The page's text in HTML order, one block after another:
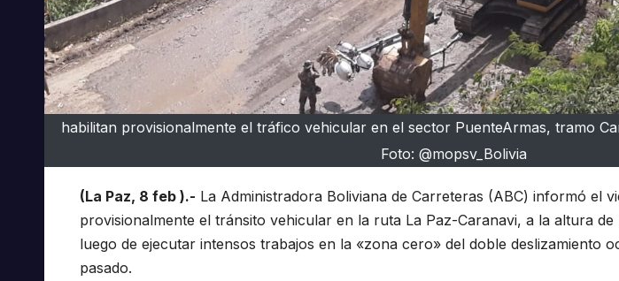
habilitan provisionalmente el tráfico vehicular en el sector PuenteArmas, tramo
Foto: @mopsv_Bolivia
(La Paz, 8 feb ).- La Administradora Boliviana de Carreteras (ABC) informó el
provisionalmente el tránsito vehicular en la ruta La Paz-Caranavi, a la altura
luego de ejecutar intensos trabajos en la «zona cero» del doble deslizamiento
pasado.